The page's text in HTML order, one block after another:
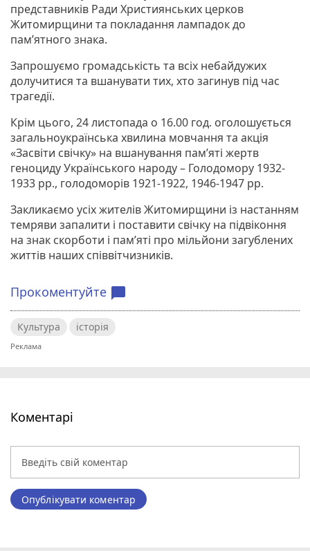
представників Ради Християнських церков
Житомирщини та покладання лампадок до
пам’ятного знака.
Запрошуємо громадськість та всіх небайдужих
долучитися та вшанувати тих, хто загинув під час
трагедії.
Крім цього, 24 листопада о 16.00 год. оголошується
загальноукраїнська хвилина мовчання та акція
«Засвіти свічку» на вшанування пам’яті жертв
геноциду Українського народу – Голодомору 1932-
1933 рр., голодоморів 1921-1922, 1946-1947 рр.
Закликаємо усіх жителів Житомирщини із настанням
темряви запалити і поставити свічку на підвіконня
на знак скорботи і пам’яті про мільйони загублених
життів наших співвітчизників.
Прокоментуйте chat_bubble
Культура історія
Коментарі
Опублікувати коментар